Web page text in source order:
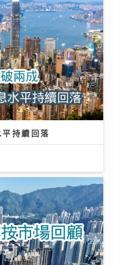
持續回落